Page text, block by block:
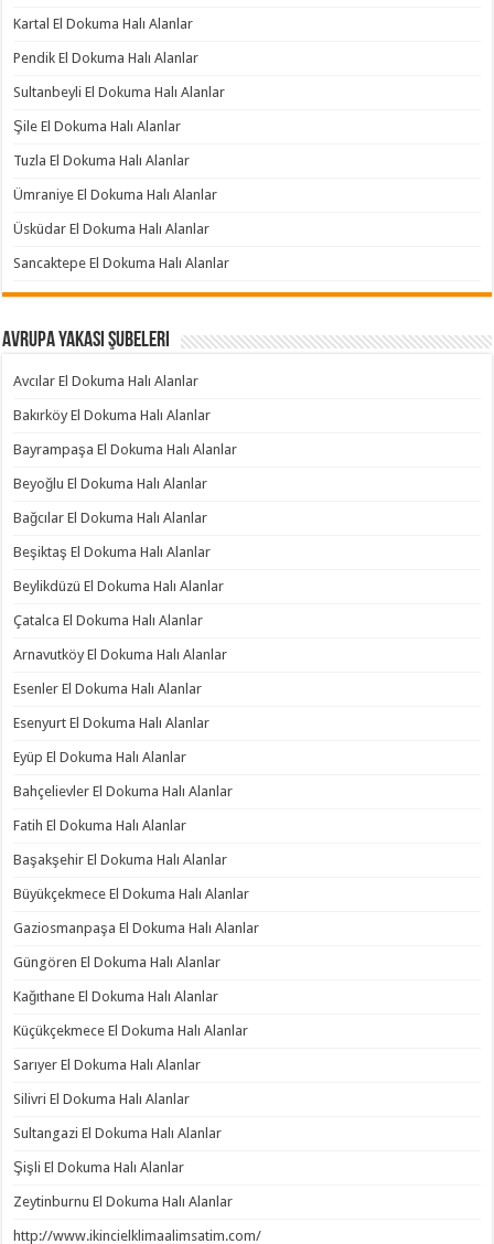
Kartal El Dokuma Halı Alanlar
Pendik El Dokuma Halı Alanlar
Sultanbeyli El Dokuma Halı Alanlar
Şile El Dokuma Halı Alanlar
Tuzla El Dokuma Halı Alanlar
Ümraniye El Dokuma Halı Alanlar
Üsküdar El Dokuma Halı Alanlar
Sancaktepe El Dokuma Halı Alanlar
Avrupa Yakası Şubeleri
Avcılar El Dokuma Halı Alanlar
Bakırköy El Dokuma Halı Alanlar
Bayrampaşa El Dokuma Halı Alanlar
Beyoğlu El Dokuma Halı Alanlar
Bağcılar El Dokuma Halı Alanlar
Beşiktaş El Dokuma Halı Alanlar
Beylikdüzü El Dokuma Halı Alanlar
Çatalca El Dokuma Halı Alanlar
Arnavutköy El Dokuma Halı Alanlar
Esenler El Dokuma Halı Alanlar
Esenyurt El Dokuma Halı Alanlar
Eyüp El Dokuma Halı Alanlar
Bahçelievler El Dokuma Halı Alanlar
Fatih El Dokuma Halı Alanlar
Başakşehir El Dokuma Halı Alanlar
Büyükçekmece El Dokuma Halı Alanlar
Gaziosmanpaşa El Dokuma Halı Alanlar
Güngören El Dokuma Halı Alanlar
Kağıthane El Dokuma Halı Alanlar
Küçükçekmece El Dokuma Halı Alanlar
Sarıyer El Dokuma Halı Alanlar
Silivri El Dokuma Halı Alanlar
Sultangazi El Dokuma Halı Alanlar
Şişli El Dokuma Halı Alanlar
Zeytinburnu El Dokuma Halı Alanlar
http://www.ikincielklimaalimsatim.com/